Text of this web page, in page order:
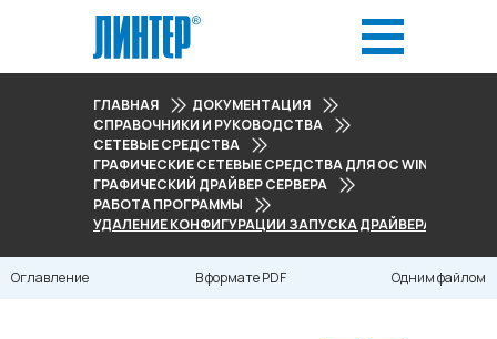
ГЛАВНАЯ
ДОКУМЕНТАЦИЯ
СПРАВОЧНИКИ И РУКОВОДСТВА
СЕТЕВЫЕ СРЕДСТВА
ГРАФИЧЕСКИЕ СЕТЕВЫЕ СРЕДСТВА ДЛЯ ОС WINDOWS
ГРАФИЧЕСКИЙ ДРАЙВЕР СЕРВЕРА
РАБОТА ПРОГРАММЫ
УДАЛЕНИЕ КОНФИГУРАЦИИ ЗАПУСКА ДРАЙВЕРА
Оглавление В формате PDF Одним файлом